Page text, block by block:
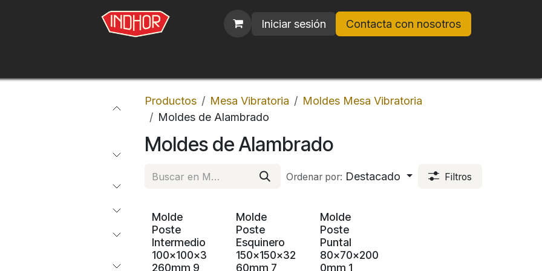
Iniciar sesión Contacta con nosotros
Productos Mesa Vibratoria
Moldes Mesa Vibratoria
Moldes de Alambrado
Moldes de Alambrado
Ordenar por: Destacado Filtros
Molde
Poste
Intermedio
100x100x3
260mm 9
Molde
Poste
Esquinero
150x150x32
60mm 7
Molde
Poste
Puntal
80x70x200
0mm 1